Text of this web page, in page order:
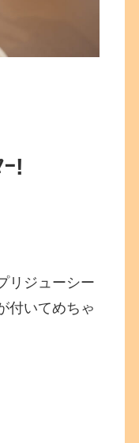
!
リジューシー
付いてめちゃ